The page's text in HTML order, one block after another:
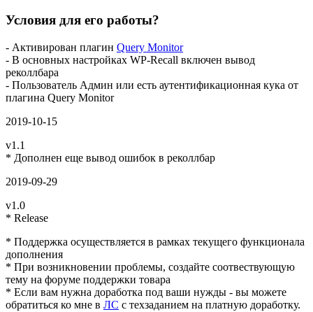
Условия для его работы?
- Активирован плагин Query Monitor
- В основных настройках WP-Recall включен вывод
реколлбара
- Пользователь Админ или есть аутентификационная кука от
плагина Query Monitor
2019-10-15
v1.1
* Дополнен еще вывод ошибок в реколлбар
2019-09-29
v1.0
* Release
* Поддержка осуществляется в рамках текущего функционала
дополнения
* При возникновении проблемы, создайте соотвествующую
тему на форуме поддержки товара
* Если вам нужна доработка под ваши нужды - вы можете
обратиться ко мне в ЛС с техзаданием на платную доработку.